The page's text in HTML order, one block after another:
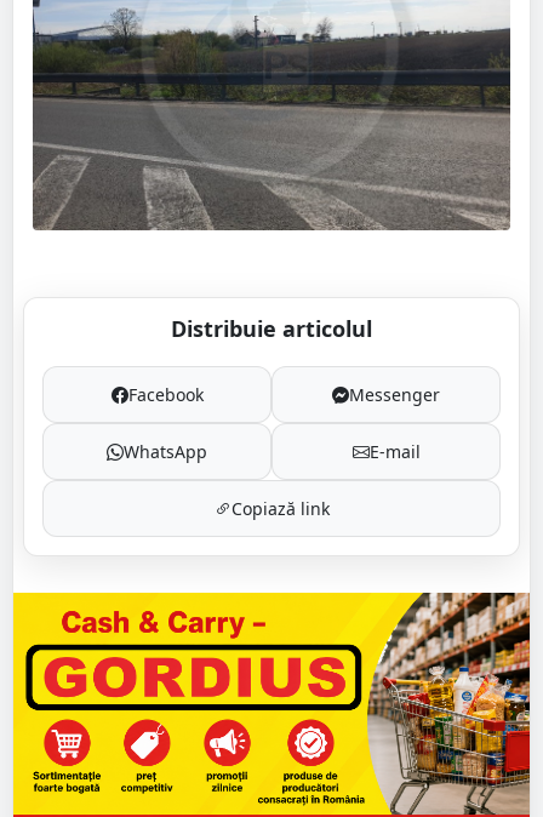
Distribuie articolul
Facebook Messenger
WhatsApp E-mail
Copiază link